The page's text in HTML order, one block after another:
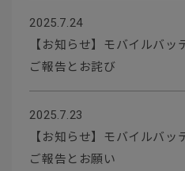
2025.7.24
【お知らせ】モバイルバッ
ご報告とお詫び
2025.7.23
【お知らせ】モバイルバッ
ご報告とお願い